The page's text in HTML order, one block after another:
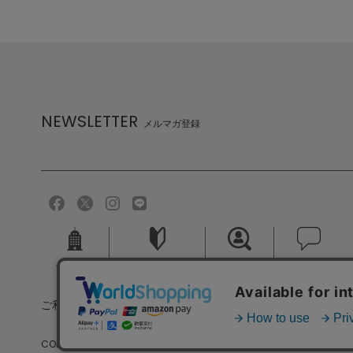
NEWSLETTER メルマガ登録
会社概要 ご利用ガイド 採用情報 お問い合せ
ご利用規約 個人情報保護方針
COPYRIGHT (C) MELROSE CO.,LTD.ALL RIGHTS RESERVED.